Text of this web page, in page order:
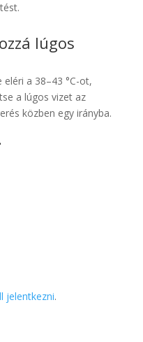
lúgos
a 38–43 °C-ot,
a lúgos vizet az
közben egy irányba.
jelentkezni.